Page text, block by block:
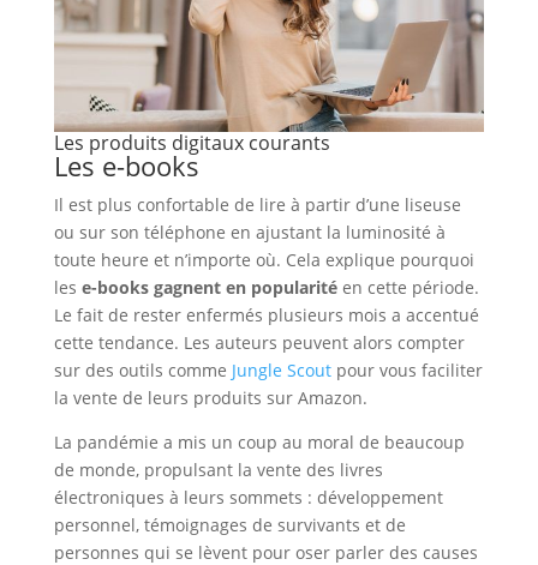
Les produits digitaux courants
Les e-books
Il est plus confortable de lire à partir d’une liseuse
ou sur son téléphone en ajustant la luminosité à
toute heure et n’importe où. Cela explique pourquoi
les e-books gagnent en popularitéen cette période.
Le fait de rester enfermés plusieurs mois a accentué
cette tendance. Les auteurs peuvent alors compter
sur des outils comme Jungle Scoutpour vous faciliter
la vente de leurs produits sur Amazon.
La pandémie a mis un coup au moral de beaucoup
de monde, propulsant la vente des livres
électroniques à leurs sommets : développement
personnel, témoignages de survivants et de
personnes qui se lèvent pour oser parler des causes